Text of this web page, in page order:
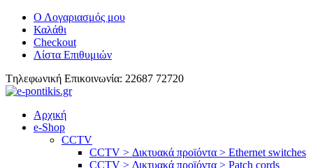
Ο Λογαριασμός μου
Καλάθι
Checkout
Λίστα Επιθυμιών
Tηλεφωνική Επικοινωνία: 22687 72720
Αρχική
e-Shop
CCTV
CCTV > Δικτυακά προϊόντα > Ethernet switches
CCTV > Δικτυακά προϊόντα > Patch cords